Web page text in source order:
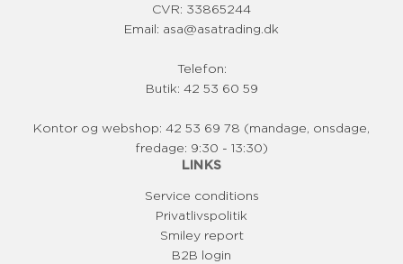
CVR: 33865244
Email: asa@asatrading.dk
Telefon:
Butik: 42 53 60 59
Kontor og webshop: 42 53 69 78 (mandage, onsdage,
fredage: 9:30 - 13:30)
LINKS
Service conditions
Privatlivspolitik
Smiley report
B2B login